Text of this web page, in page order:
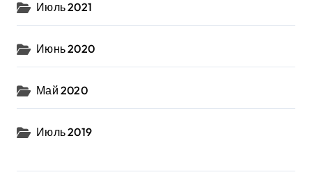
Июль 2021
Июнь 2020
Май 2020
Июль 2019